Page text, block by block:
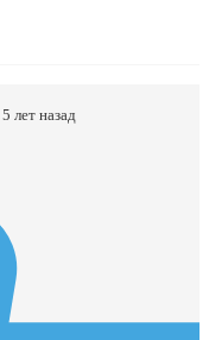
5 лет назад